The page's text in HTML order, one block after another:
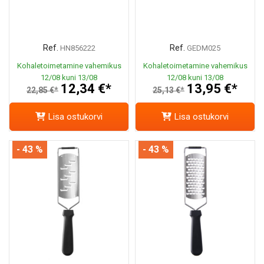
Ref. HN856222
Kohaletoimetamine vahemikus
12/08 kuni 13/08
22,85 €* 12,34 €*
Lisa ostukorvi
Ref. GEDM025
Kohaletoimetamine vahemikus
12/08 kuni 13/08
25,13 €* 13,95 €*
Lisa ostukorvi
- 43 % - 43 %